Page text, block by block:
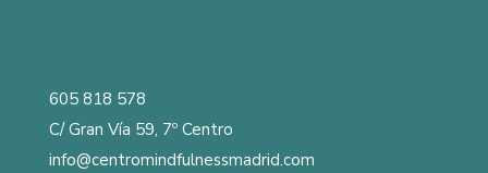
605 818 578
C/ Gran Vía 59, 7º Centro
info@centromindfulnessmadrid.com